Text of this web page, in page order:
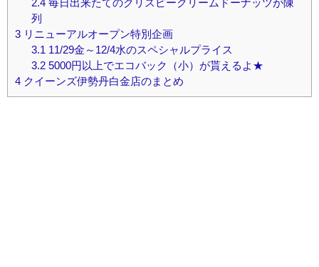
2.4毎日出来たてのクリスピークリームドーナッツが陳
列
3 リニューアルオープン特別企画
3.1 11/29金～12/4水のスペシャルプライス
3.25000円以上でエコバック（小）が貰えるよ★
4 クイーンズ伊勢丹白金店のまとめ